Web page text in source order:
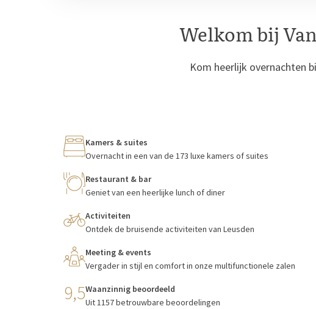
Welkom bij
Kom heerlijk overnachten
Kamers & suites
Overnacht in een van de 173 luxe kamers of suites
Restaurant & bar
Geniet van een heerlijke lunch of diner
Activiteiten
Ontdek de bruisende activiteiten van Leusden
Meeting & events
Vergader in stijl en comfort in onze multifunctionele zalen
9,5Waanzinnig beoordeeld
Uit 1157 betrouwbare beoordelingen